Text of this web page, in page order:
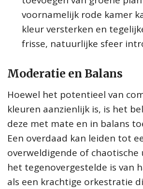
voornamelijk rode kamer
kleur versterken en
frisse, natuurlijke sfeer
Moderatie en Balans
Hoewel het potentieel van
kleuren aanzienlijk is, is het
deze met mate en in balans
Een overdaad kan leiden tot
overweldigende of
het tegenovergestelde is van
als een krachtige orkestratie